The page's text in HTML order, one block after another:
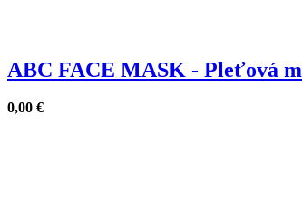
ABC FACE MASK - Pleťová
0,00 €